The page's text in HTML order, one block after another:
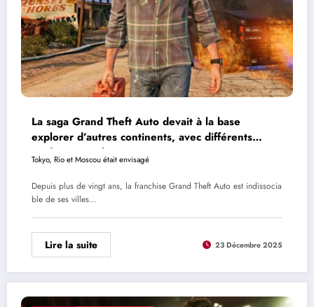
La saga Grand Theft Auto devait à la base
explorer d’autres continents, avec différents
studios pour chaque région
Tokyo, Rio et Moscou était envisagé
Depuis plus de vingt ans, la franchise Grand Theft Auto est indissocia
ble de ses villes…
Lire la suite 23 Décembre 2025